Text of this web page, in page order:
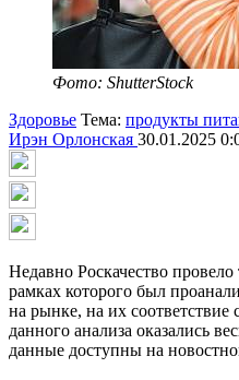
Фото: ShutterStock
Здоровье Тема: продукты
Ирэн Орлонская 30.01.2025
Недавно Роскачество
рамках которого был
на рынке, на их соответствие
данного анализа оказались
данные доступны на